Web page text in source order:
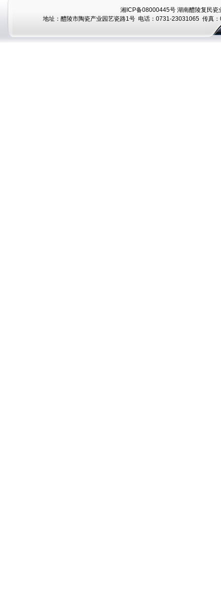
湘ICP备08000445号湖南醴陵复民瓷
地址：醴陵市陶瓷产业园艺瓷路1号 电话：0731-23031065 传真